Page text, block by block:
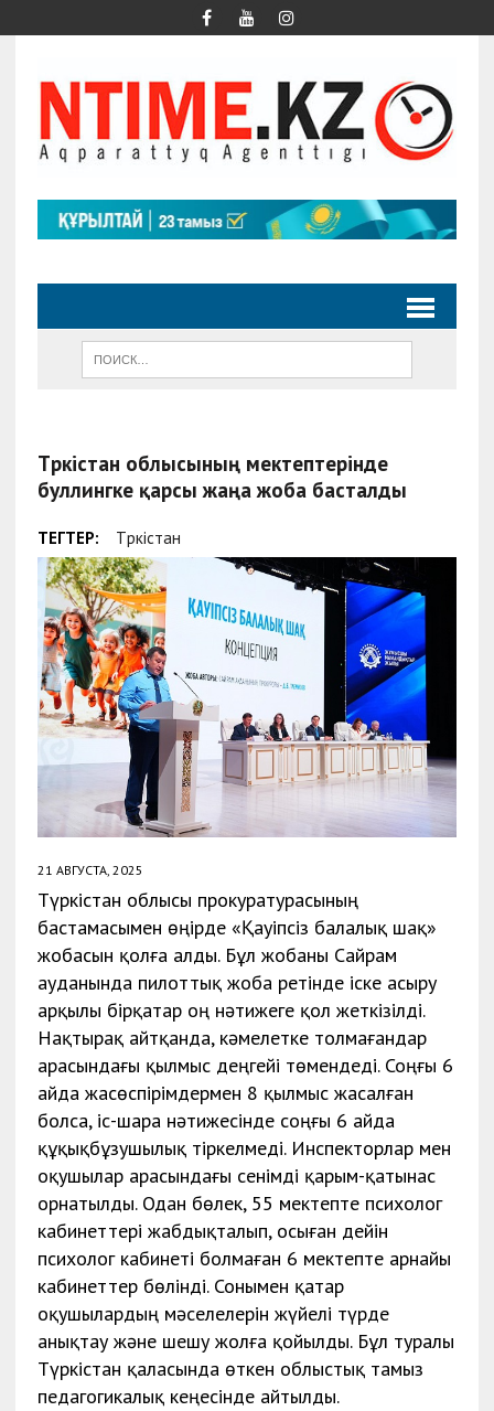
Түркістан облысының мектептерінде
буллингке қарсы жаңа жоба басталды
ТЕГТЕР: Түркістан
21 АВГУСТА, 2025
Түркістан облысы прокуратурасының
бастамасымен өңірде «Қауіпсіз балалық шақ»
жобасын қолға алды. Бұл жобаны Сайрам
ауданында пилоттық жоба ретінде іске асыру
арқылы бірқатар оң нәтижеге қол жеткізілді.
Нақтырақ айтқанда, кәмелетке толмағандар
арасындағы қылмыс деңгейі төмендеді. Соңғы 6
айда жасөспірімдермен 8 қылмыс жасалған
болса, іс-шара нәтижесінде соңғы 6 айда
құқықбұзушылық тіркелмеді. Инспекторлар мен
оқушылар арасындағы сенімді қарым-қатынас
орнатылды. Одан бөлек, 55 мектепте психолог
кабинеттері жабдықталып, осыған дейін
психолог кабинеті болмаған 6 мектепте арнайы
кабинеттер бөлінді. Сонымен қатар
оқушылардың мәселелерін жүйелі түрде
анықтау және шешу жолға қойылды. Бұл туралы
Түркістан қаласында өткен облыстық тамыз
педагогикалық кеңесінде айтылды.